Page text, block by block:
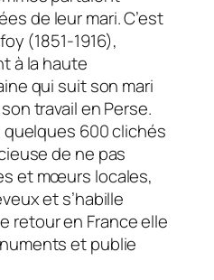
de leur mari. C’est
(1851-1916),
à la haute
qui suit son mari
travail en Perse.
quelques 600 clichés
de ne pas
et mœurs locales,
et s’habille
retour en France elle
et publie